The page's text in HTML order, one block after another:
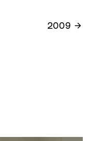
2009